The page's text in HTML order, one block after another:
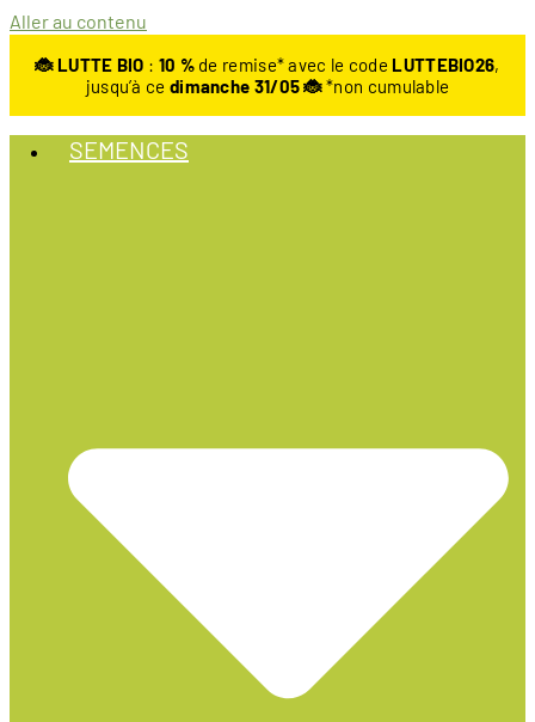
Aller au contenu
🐞 LUTTE BIO : 10 %de remise* avec le code LUTTEBIO26,
jusqu’à ce dimanche 31/05 🐞*non cumulable
SEMENCES